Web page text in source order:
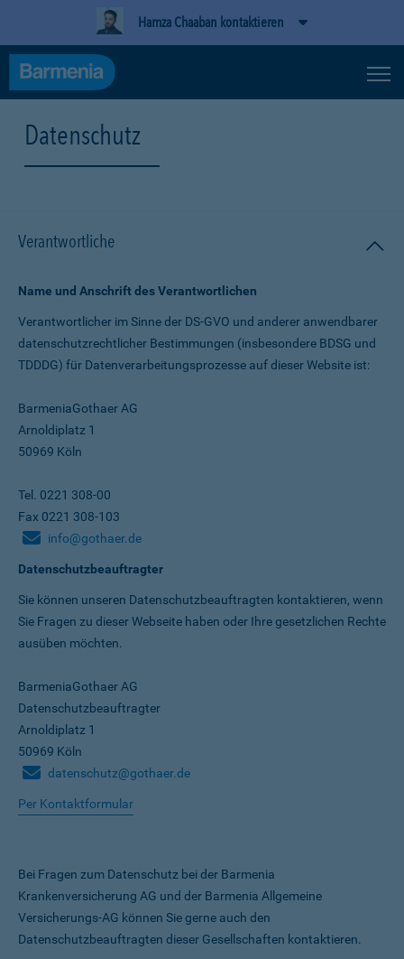
Hamza Chaaban kontaktieren
Datenschutz
Verantwortliche
Name und Anschrift des Verantwortlichen
Verantwortlicher im Sinne der DS-GVO und anderer anwendbarer
datenschutz­rechtlicher Bestimmungen (insbesondere BDSG und
TDDDG) für Daten­verarbeitungs­prozesse auf dieser Website ist:
BarmeniaGothaer AG
Arnoldiplatz 1
50969 Köln
Tel. 0221 308-00
Fax 0221 308-103
info@gothaer.de
Datenschutzbeauftragter
Sie können unseren Datenschutz­beauftragten kontaktieren, wenn
Sie Fragen zu dieser Webseite haben oder Ihre gesetzlichen Rechte
ausüben möchten.
BarmeniaGothaer AG
Datenschutzbeauftragter
Arnoldiplatz 1
50969 Köln
datenschutz@gothaer.de
Per Kontaktformular
Bei Fragen zum Datenschutz bei der Barmenia
Krankenversicherung AG und der Barmenia Allgemeine
Versicherungs-AG können Sie gerne auch den
Datenschutzbeauftragten dieser Gesellschaften kontaktieren.